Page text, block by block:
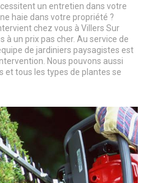
un entretien dans votre
haie dans votre propriété ?
chez vous à Villers Sur
à un prix pas cher. Au service de
de jardiniers paysagistes est
Nous pouvons aussi
et tous les types de plantes se